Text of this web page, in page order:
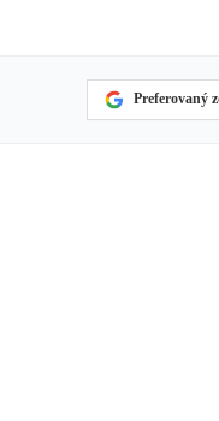
Preferovaný